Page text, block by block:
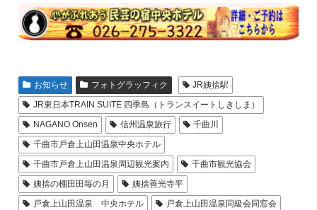
お知らせ フォトグラッフィク
JR姨捨駅
JR東日本TRAIN SUITE 四季島（トランスイートしきしま）
NAGANO Onsen
信州温泉旅行
千曲川
千曲市戸倉上山田温泉中央ホテル
千曲市戸倉上山田温泉周辺観光案内
千曲市観光協会
姨捨の棚田田毎の月
姨捨善光寺平
戸倉上山田温泉 中央ホテル
戸倉上山田温泉同級会同窓会